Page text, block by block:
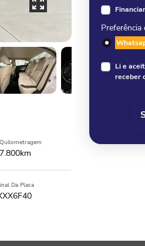
Li e
receber
Quilometragem
7.800km
Da Placa